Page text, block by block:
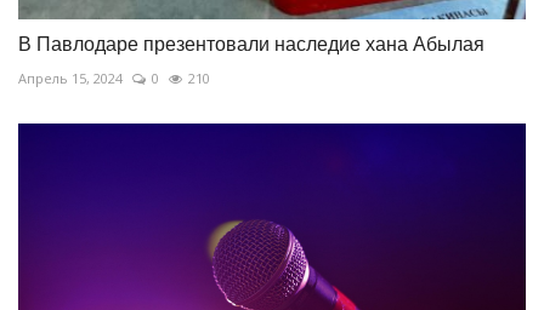
В Павлодаре презентовали наследие хана Абылая
Апрель 15, 2024 0 210